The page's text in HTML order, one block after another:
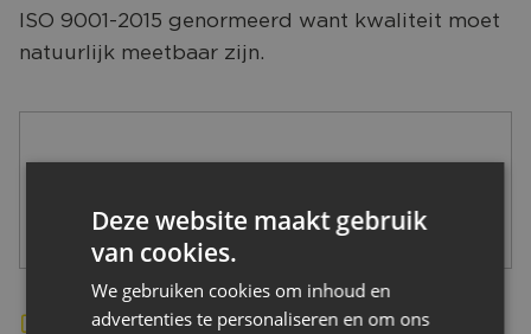
ISO 9001-2015 genormeerd want kwaliteit moet
natuurlijk meetbaar zijn.
Bekijk de website
Deze website maakt gebruik
van cookies.
We gebruiken cookies om inhoud en
advertenties te personaliseren en om ons